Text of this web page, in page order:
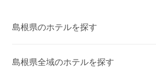
島根県のホテルを探す
島根県全域のホテルを探す